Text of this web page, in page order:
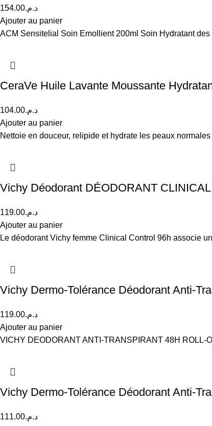
د.م.154.00
Ajouter au panier
ACM Sensitelial Soin Emollient 200ml Soin Hydratant
CeraVe Huile Lavante Moussante
د.م.104.00
Ajouter au panier
Nettoie en douceur, relipide et hydrate les peaux
Vichy Déodorant DÉODORANT
د.م.119.00
Ajouter au panier
Le déodorant Vichy femme Clinical Control 96h associe
Vichy Dermo-Tolérance Déodorant Anti-
د.م.119.00
Ajouter au panier
VICHY DEODORANT ANTI-TRANSPIRANT 48H ROLL-
Vichy Dermo-Tolérance Déodorant Anti-
د.م.111.00